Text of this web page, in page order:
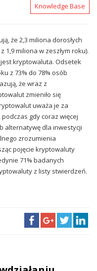
Knowledge Base
że 2,3 miliona dorosłych
miliona w zeszłym roku).
jest kryptowaluta. Odsetek
z 73% do 78% osób
że wraz z
zmieniło się
uważa je za
gdy coraz więcej
alternatywę dla inwestycji
zrozumienia
pojęcie kryptowaluty
71% badanych
z listy stwierdzeń.